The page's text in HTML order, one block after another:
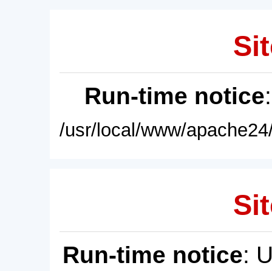
Run-time notice
/usr/local/www/
Run-time notice: